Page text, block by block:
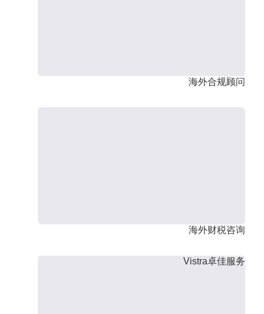
海外合规顾问
海外财税咨询
Vistra卓佳服务